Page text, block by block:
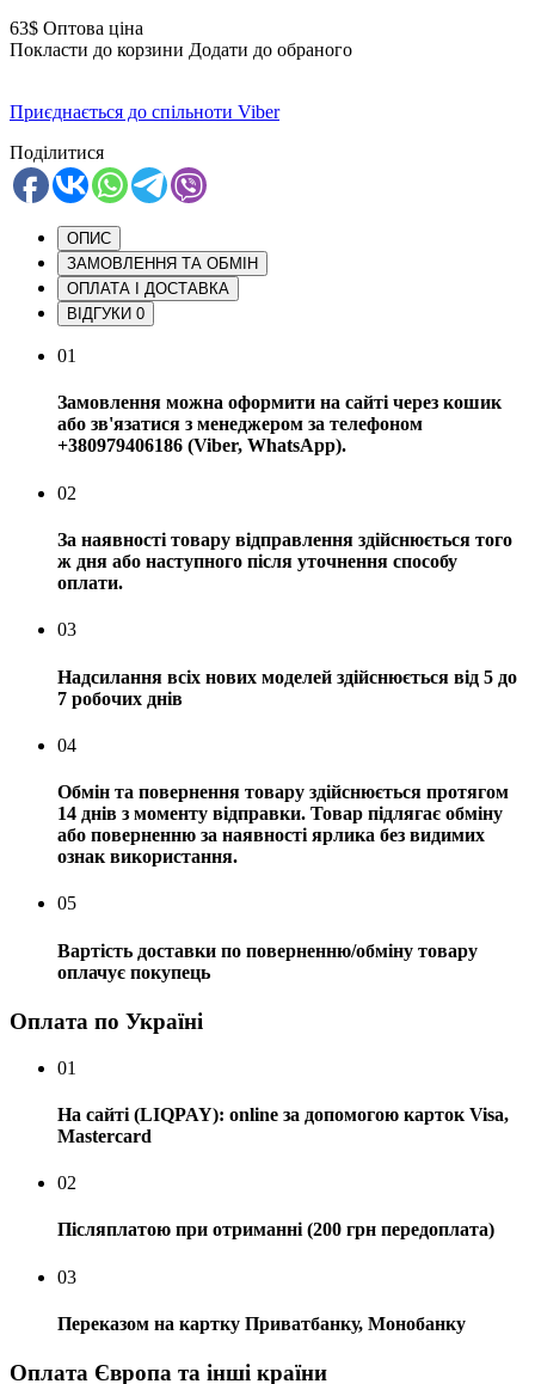
63$ Оптова ціна
Покласти до корзини Додати до обраного
Приєднається до спільноти Viber
Поділитися
ОПИС
ЗАМОВЛЕННЯ ТА ОБМІН
ОПЛАТА І ДОСТАВКА
ВІДГУКИ 0
01
Замовлення можна оформити на сайті через кошик
або зв'язатися з менеджером за телефоном
+380979406186 (Viber, WhatsApp).
02
За наявності товару відправлення здійснюється того
ж дня або наступного після уточнення способу
оплати.
03
Надсилання всіх нових моделей здійснюється від 5 до
7 робочих днів
04
Обмін та повернення товару здійснюється протягом
14 днів з моменту відправки. Товар підлягає обміну
або поверненню за наявності ярлика без видимих ​​
ознак використання.
05
Вартість доставки по поверненню/обміну товару
оплачує покупець
Оплата по Україні
01
На сайті (LIQPAY): online за допомогою карток Visa,
Mastercard
02
Післяплатою при отриманні (200 грн передоплата)
03
Переказом на картку Приватбанку, Монобанку
Оплата Європа та інші країни